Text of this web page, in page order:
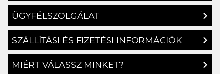
ÜGYFÉLSZOLGÁLAT
SZÁLLÍTÁSI ÉS FIZETÉSI INFORMÁCIÓK
MIÉRT VÁLASSZ MINKET?